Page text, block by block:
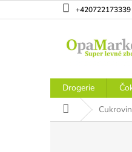
na
+420722173339
Drogerie
Domů